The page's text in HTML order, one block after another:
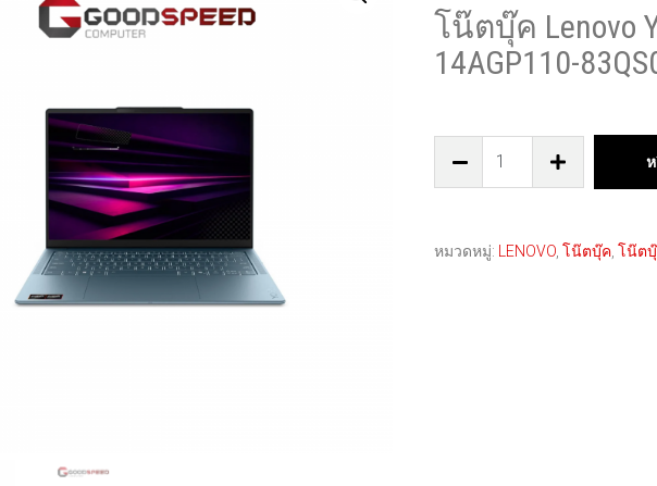
โน๊ตบุ๊ค Lenovo
14AGP110-
หมวดหมู่: LENOVO, โน๊ตบุ๊ค, โน๊ต